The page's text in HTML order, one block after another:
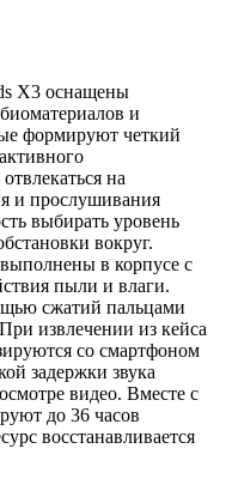
X3 оснащены
и
формируют четкий
на
и прослушивания
выбирать уровень
вокруг.
в корпусе с
пыли и влаги.
сжатий пальцами
извлечении из кейса
со смартфоном
задержки звука
видео. Вместе с
до 36 часов
восстанавливается